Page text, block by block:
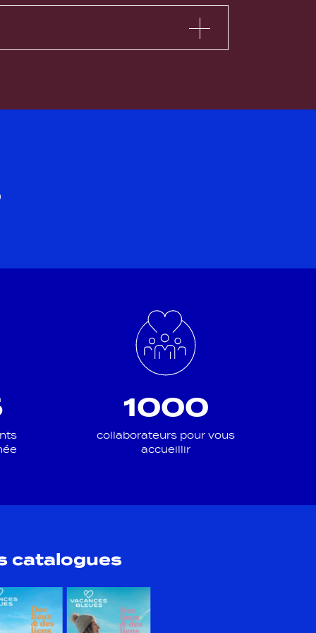
1000
collaborateurs pour vous
accueillir
catalogues